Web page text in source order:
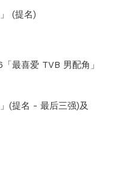
(提名)
最喜爱 TVB 男配角」
(提名 - 最后三强)及